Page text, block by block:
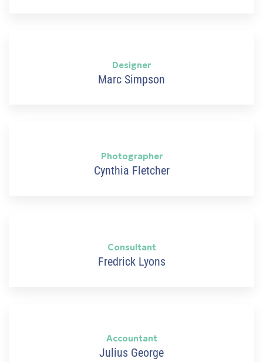
Designer
Marc Simpson
Photographer
Cynthia Fletcher
Consultant
Fredrick Lyons
Accountant
Julius George